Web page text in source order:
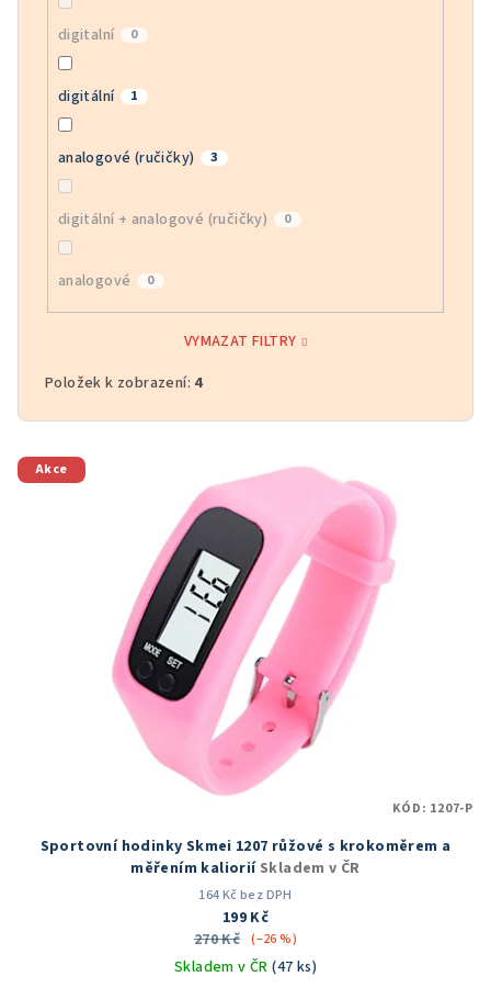
digitalní 0
digitální 1
analogové (ručičky) 3
digitální + analogové (ručičky) 0
analogové 0
VYMAZAT FILTRY
Položek k zobrazení: 4
V
ý Akce
Sportovní hodinky Skmei 1207 růžové s krokoměrem a
měřením kaliorií Skladem v ČR
164 Kč bez DPH
199 Kč
270 Kč (–26 %)
Skladem v ČR(47 ks)
KÓD: 1207-P